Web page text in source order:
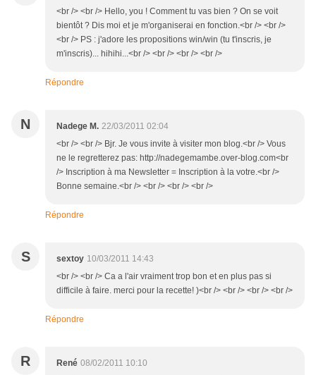
<br /> <br /> Hello, you ! Comment tu vas bien ? On se voit
bientôt ? Dis moi et je m'organiserai en fonction.<br /> <br />
<br /> PS : j'adore les propositions win/win (tu t'inscris, je
m'inscris)... hihihi...<br /> <br /> <br /> <br />
Répondre
N Nadege M. 22/03/2011 02:04
<br /> <br /> Bjr. Je vous invite à visiter mon blog.<br /> Vous
ne le regretterez pas: http://nadegemambe.over-blog.com<br
/> Inscription à ma Newsletter = Inscription à la votre.<br />
Bonne semaine.<br /> <br /> <br /> <br />
Répondre
S sextoy 10/03/2011 14:43
<br /> <br /> Ca a l'air vraiment trop bon et en plus pas si
difficile à faire. merci pour la recette! )<br /> <br /> <br /> <br />
Répondre
R René 08/02/2011 10:10